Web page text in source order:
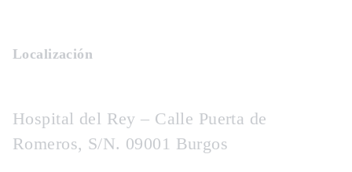
Localización
Hospital del Rey – Calle Puerta de
Romeros, S/N. 09001 Burgos